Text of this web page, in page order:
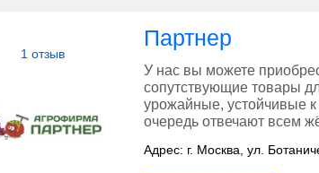
1 отзыв
Партнер
У нас вы можете
сопутствующие товары
урожайные, устойчивые
очередь отвечают всем
Адрес: г. Москва, ул.